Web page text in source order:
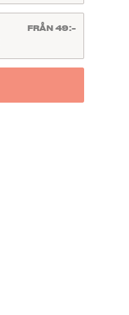
FRÅN 49:-